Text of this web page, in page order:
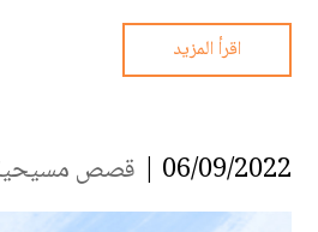
اقرأ المزيد
06/09/2022 | قصص